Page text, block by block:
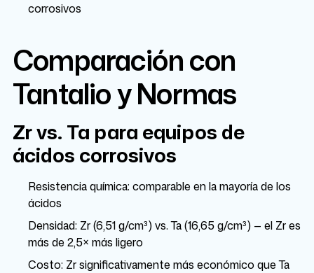
corrosivos
Comparación con
Tantalio y Normas
Zr vs. Ta para equipos de
ácidos corrosivos
Resistencia química: comparable en la mayoría de los
ácidos
Densidad: Zr (6,51 g/cm³) vs. Ta (16,65 g/cm³) — el Zr es
más de 2,5× más ligero
Costo: Zr significativamente más económico que Ta